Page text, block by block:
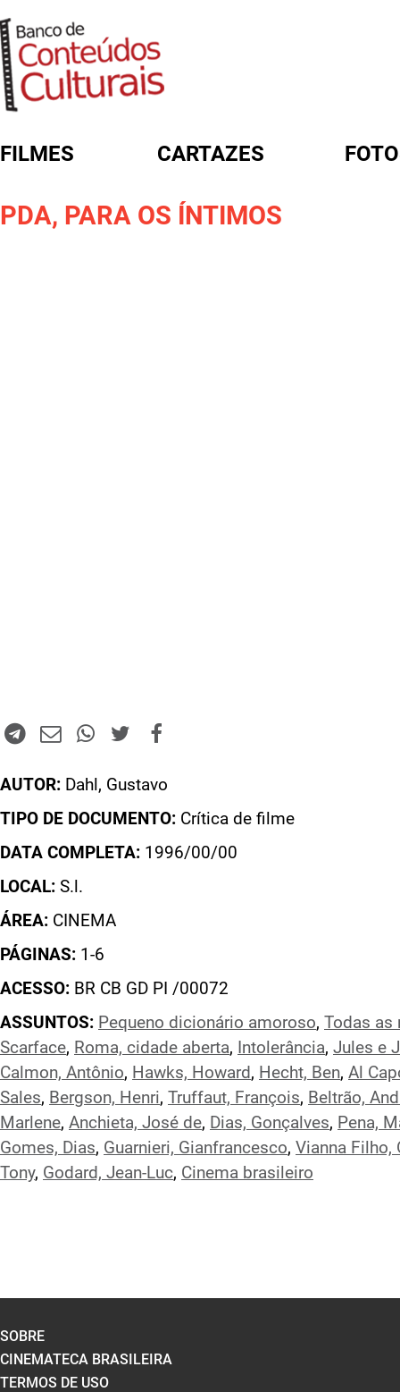
FILMES CARTAZES
PDA, PARA OS ÍNTIMOS
AUTOR: Dahl, Gustavo
TIPO DE DOCUMENTO: Crítica de filme
DATA COMPLETA: 1996/00/00
LOCAL: S.l.
ÁREA: CINEMA
PÁGINAS: 1-6
ACESSO: BR CB GD PI /00072
ASSUNTOS: Pequeno dicionário amoroso, Todas as
Scarface, Roma, cidade aberta, Intolerância, Jules e
Calmon, Antônio, Hawks, Howard, Hecht, Ben, Al
Sales, Bergson, Henri, Truffaut, François, Beltrão,
Marlene, Anchieta, José de, Dias, Gonçalves, Pena,
Gomes, Dias, Guarnieri, Gianfrancesco, Vianna Filho,
Tony, Godard, Jean-Luc, Cinema brasileiro
FORMULÁRIO DE BUSCA
SOBRE
CINEMATECA BRASILEIRA
TERMOS DE USO